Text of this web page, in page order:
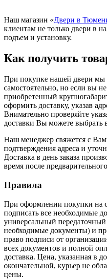
Наш магазин «Двери в
клиентам не только двери в
подъем и установку.
Как получить
При покупке нашей двери мы
самостоятельно, но если вы
приобретенный
оформить доставку, указав
Внимательно проверяйте
доставки Вы можете
Наш менеджер свяжется с
подтверждения адреса и
Доставка в день заказа
время после
Правила
При оформлении покупки на
подписать все необходимые
универсальный
необходимые документы) и
право подписи от
всех документов и полной
доставка. Цена, указанная в
окончательной, курьер не
цены.